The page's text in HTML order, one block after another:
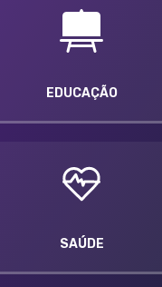
EDUCAÇÃO
SAÚDE